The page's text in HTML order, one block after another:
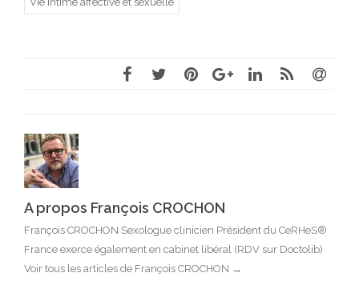
A propos François CROCHON
François CROCHON Sexologue clinicien Président du CeRHeS®
France exerce également en cabinet libéral (RDV sur Doctolib)
Voir tous les articles de François CROCHON →